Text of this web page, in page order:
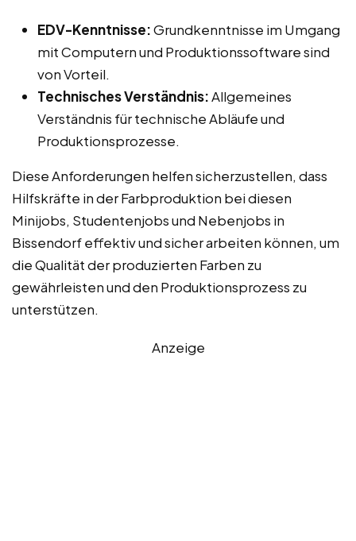
EDV-Kenntnisse:Grundkenntnisse im Umgang
mit Computern und Produktionssoftware sind
von Vorteil.
Technisches Verständnis:Allgemeines
Verständnis für technische Abläufe und
Produktionsprozesse.
Diese Anforderungen helfen sicherzustellen, dass
Hilfskräfte in der Farbproduktion bei diesen
Minijobs, Studentenjobs und Nebenjobs in
Bissendorf effektiv und sicher arbeiten können, um
die Qualität der produzierten Farben zu
gewährleisten und den Produktionsprozess zu
unterstützen.
Anzeige